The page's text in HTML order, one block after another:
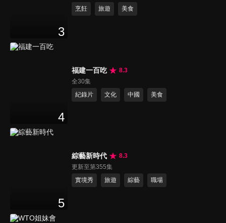
3
烹飪
旅遊 美食
4
福建一百吃
8.3
全30集
紀錄片
文化 中國 美食
5
綜藝新時代
8.3
更新至第355集
實境秀
旅遊 綜藝 職場